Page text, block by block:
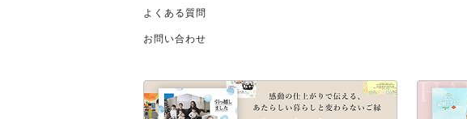
よくある質問
お問い合わせ